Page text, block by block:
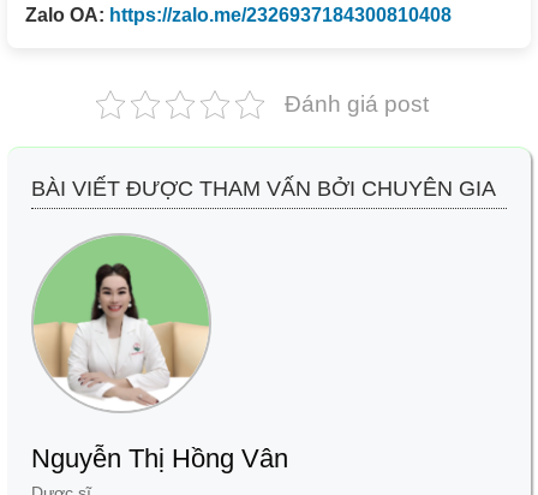
Zalo OA: https://zalo.me/2326937184300810408
Đánh giá post
BÀI VIẾT ĐƯỢC THAM VẤN BỞI CHUYÊN GIA
Nguyễn Thị Hồng Vân